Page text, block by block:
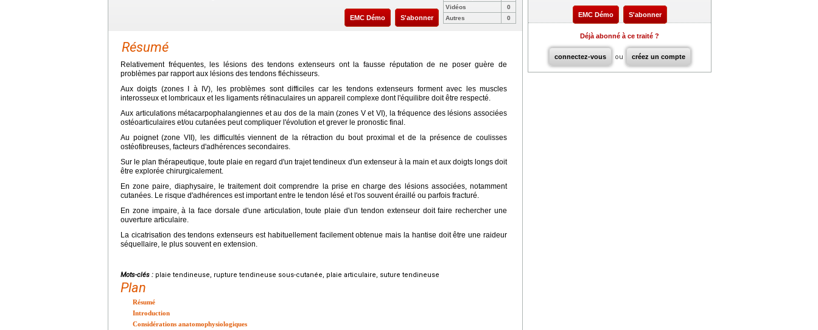
EMC Démo S'abonner
Vidéos
0
Autres
0
Résumé
Relativement fréquentes, les lésions des tendons extenseurs ont la fausse réputation de ne poser guère de
problèmes par rapport aux lésions des tendons fléchisseurs.
Aux doigts (zones I à IV), les problèmes sont difficiles car les tendons extenseurs forment avec les muscles
interosseux et lombricaux et les ligaments rétinaculaires un appareil complexe dont l'équilibre doit être respecté.
Aux articulations métacarpophalangiennes et au dos de la main (zones V et VI), la fréquence des lésions associées
ostéoarticulaires et/ou cutanées peut compliquer l'évolution et grever le pronostic final.
Au poignet (zone VII), les difficultés viennent de la rétraction du bout proximal et de la présence de coulisses
ostéofibreuses, facteurs d'adhérences secondaires.
Sur le plan thérapeutique, toute plaie en regard d'un trajet tendineux d'un extenseur à la main et aux doigts longs doit
être explorée chirurgicalement.
En zone paire, diaphysaire, le traitement doit comprendre la prise en charge des lésions associées, notamment
cutanées. Le risque d'adhérences est important entre le tendon lésé et l'os souvent éraillé ou parfois fracturé.
En zone impaire, à la face dorsale d'une articulation, toute plaie d'un tendon extenseur doit faire rechercher une
ouverture articulaire.
La cicatrisation des tendons extenseurs est habituellement facilement obtenue mais la hantise doit être une raideur
séquellaire, le plus souvent en extension.
Mots-clés : plaie tendineuse, rupture tendineuse sous-cutanée, plaie articulaire, suture tendineuse
Plan
Résumé
Introduction
Considérations anatomophysiologiques
EMC Démo S'abonner
Déjà abonné à ce traité ?
connectez-vous ou créez un compte